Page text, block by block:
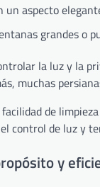
un aspecto
grandes o
la luz y la
muchas
de
control de luz y
y